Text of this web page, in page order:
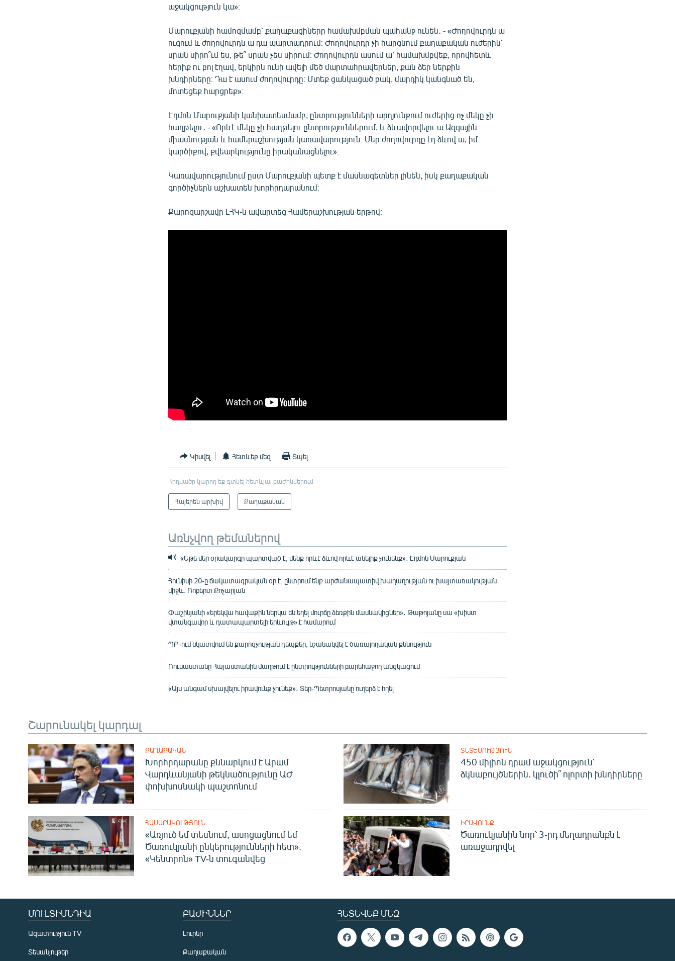
աջակցություն կա»։
Մարուքյանի համոզմամբ՝ քաղաքացիները համախմբման պահանջ ունեն․ - «Ժողովուրդն ա
ուզում և ժողովուրդն ա դա պարտադրում։ Ժողովուրդը չի հարցնում քաղաքական ուժերին՝
սրան սիրո՞ւմ ես, թե՞ սրան չես սիրում։ Ժողովուրդն ասում ա՝ համախմբվեք, որովհետև
հերիք ու բոլ էղավ, երկիրն ունի ավելի մեծ մարտահրավերներ, քան ձեր ներքին
խնդիրները։ Դա է ասում ժողովուրդը։ Մտեք ցանկացած բակ, մարդիկ կանգնած են,
մոտեցեք հարցրեք»։
Էդմոն Մարուքյանի կանխատեսմամբ, ընտրությունների արդյունքում ուժերից ոչ մեկը չի
հաղթելու․ - «Որևէ մեկը չի հաղթելու ընտրություններում, և ձևավորվելու ա Ազգային
միասնության և համերաշխության կառավարություն։ Մեր ժողովուրդը էդ ձևով ա, իմ
կարծիքով, քվեարկությունը իրականացնելու»։
Կառավարությունում ըստ Մարուքյանի պետք է մասնագետներ լինեն, իսկ քաղաքական
գործիչներն աշխատեն խորհրդարանում։
Քարոզարշավը ԼՀԿ-ն ավարտեց Համերաշխության երթով։
Կիսվել Հետևեք մեզ Տպել
Հոդվածը կարող եք գտնել հետևյալ բաժիններում
Հայերեն արխիվ Քաղաքական
Առնչվող թեմաներով
«Եթե մեր օրակարգը պարտված է, մենք որևէ ձևով որևէ անելիք չունենք»․ Էդմոն Մարուքյան
Հունիսի 20-ը ճակատագրական օր է. ընտրում ենք արժանապատիվ խաղաղության ու խայտառակության
միջև. Ռոբերտ Քոչարյան
Փաշինյանի «երեկվա հավաքին ներկա են եղել մուրճը ձեռքին մասնակիցներ»․ Թաթոյանը սա «խիստ
վտանգավոր և դատապարտելի երևույթ» է համարում
ՊԲ-ում նկատվում են քարոզչության դեպքեր, նշանակվել է ծառայողական քննություն
Ռուսաստանը Հայաստանին մաղթում է ընտրությունների բարեհաջող անցկացում
«Այս անգամ սխալվելու իրավունք չունեք»․ Տեր-Պետրոսյանը ուղերձ է հղել
Շարունակել կարդալ
ՔԱՂԱՔԱԿԱՆ
Խորհրդարանը քննարկում է Արամ
Վարդևանյանի թեկնածությունը ԱԺ
փոխխոսնակի պաշտոնում
ՏՆՏԵՍՈՒԹՅՈՒՆ
450 միլիոն դրամ աջակցություն՝
ձկնաբույծներին. կլուծի՞ ոլորտի խնդիրները
ՀԱՍԱՐԱԿՈՒԹՅՈՒՆ
«Առյուծ եմ տեսնում, ասոցացնում եմ
Ծառուկյանի ընկերությունների հետ».
«Կենտրոն» TV-ն տուգանվեց
ԻՐԱՎՈՒՆՔ
Ծառուկյանին նոր՝ 3-րդ մեղադրանքն է
առաջադրվել
ՀԵՏԵՎԵՔ ՄԵԶ
ՄՈՒԼՏԻՄԵԴԻԱ
Ազատություն TV
Տեսանյութեր
ԲԱԺԻՆՆԵՐ
Լուրեր
Քաղաքական